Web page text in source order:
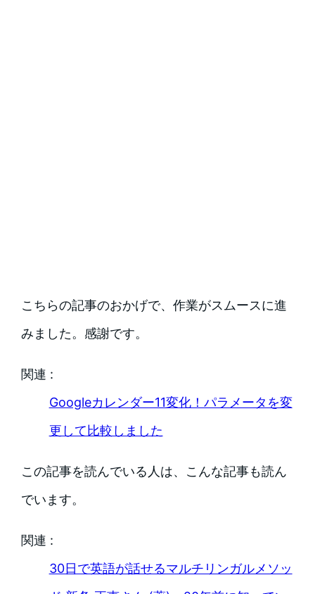
こちらの記事のおかげで、作業がスムースに進
みました。感謝です。
関連 :
Googleカレンダー11変化！パラメータを変
更して比較しました
この記事を読んでいる人は、こんな記事も読ん
でいます。
関連 :
30日で英語が話せるマルチリンガルメソッ